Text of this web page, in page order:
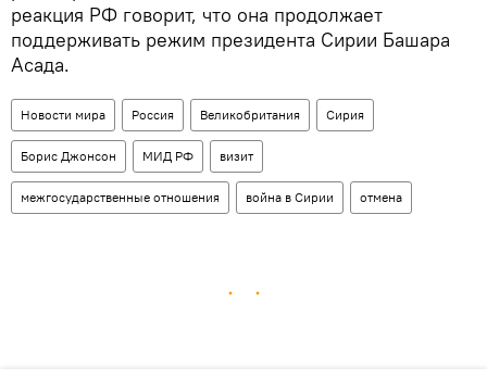
реакция РФ говорит, что она продолжает
поддерживать режим президента Сирии Башара
Асада.
Новости мира Россия Великобритания Сирия
Борис Джонсон МИД РФ визит
межгосударственные отношения война в Сирии отмена